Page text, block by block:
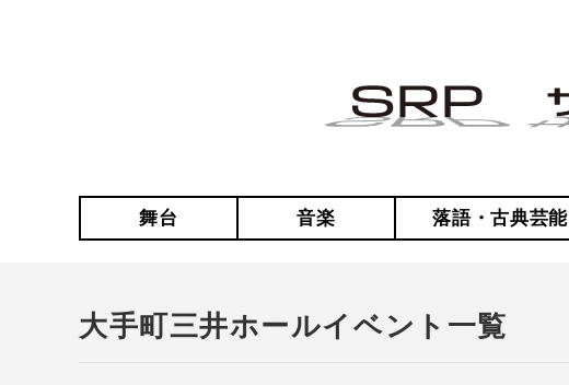
舞台 音楽 落語・古典芸能
大手町三井ホールイベント一覧